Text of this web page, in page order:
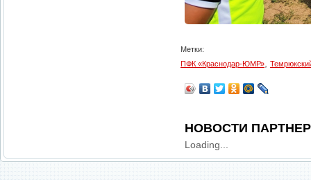
Метки:
ПФК «Краснодар-ЮМР»
НОВОСТИ
Loading...